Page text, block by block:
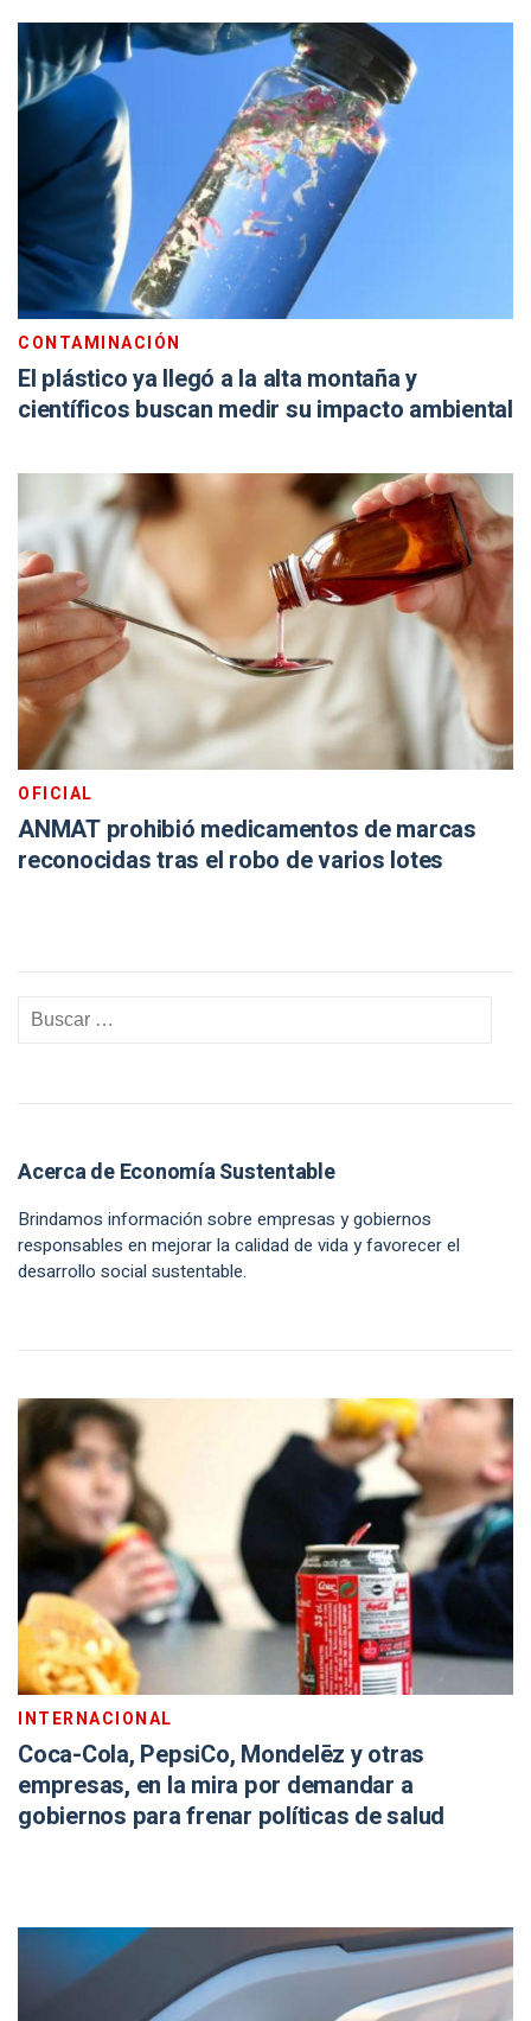
CONTAMINACIÓN
El plástico ya llegó a la alta montaña y
científicos buscan medir su impacto ambiental
OFICIAL
ANMAT prohibió medicamentos de marcas
reconocidas tras el robo de varios lotes
Acerca de Economía Sustentable
Brindamos información sobre empresas y gobiernos
responsables en mejorar la calidad de vida y favorecer el
desarrollo social sustentable.
INTERNACIONAL
Coca-Cola, PepsiCo, Mondelēz y otras
empresas, en la mira por demandar a
gobiernos para frenar políticas de salud